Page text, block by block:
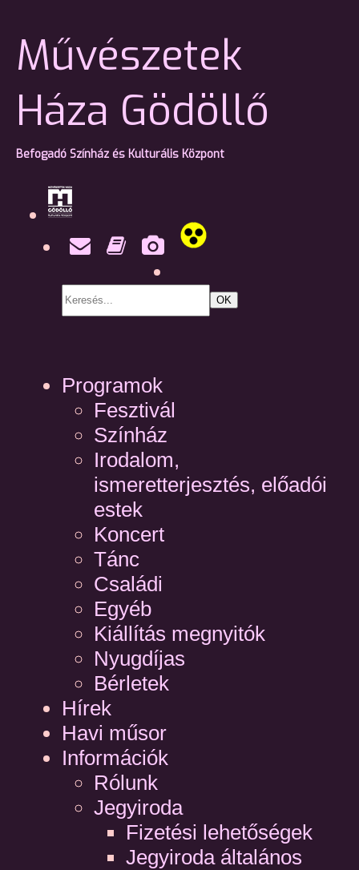
Művészetek
Háza Gödöllő
Befogadó Színház és Kulturális Központ
OK
Programok
Fesztivál
Színház
Irodalom,
ismeretterjesztés, előadói
estek
Koncert
Tánc
Családi
Egyéb
Kiállítás megnyitók
Nyugdíjas
Bérletek
Hírek
Havi műsor
Információk
Rólunk
Jegyiroda
Fizetési lehetőségek
Jegyiroda általános